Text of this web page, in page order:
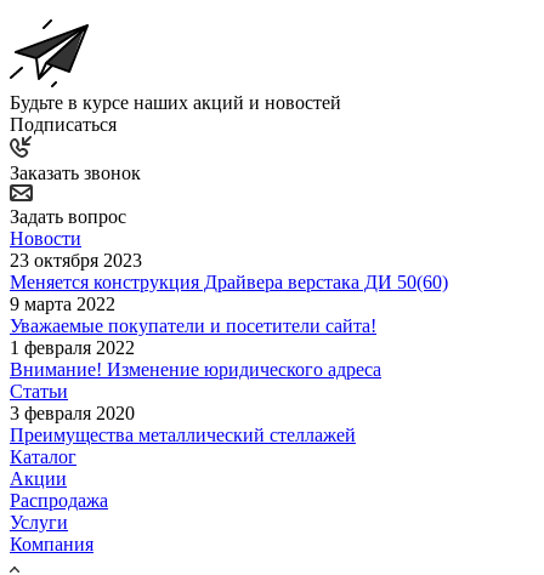
Будьте в курсе наших акций и новостей
Подписаться
Заказать звонок
Задать вопрос
Новости
23 октября 2023
Меняется конструкция Драйвера верстака ДИ 50(60)
9 марта 2022
Уважаемые покупатели и посетители сайта!
1 февраля 2022
Внимание! Изменение юридического адреса
Статьи
3 февраля 2020
Преимущества металлический стеллажей
Каталог
Акции
Распродажа
Услуги
Компания